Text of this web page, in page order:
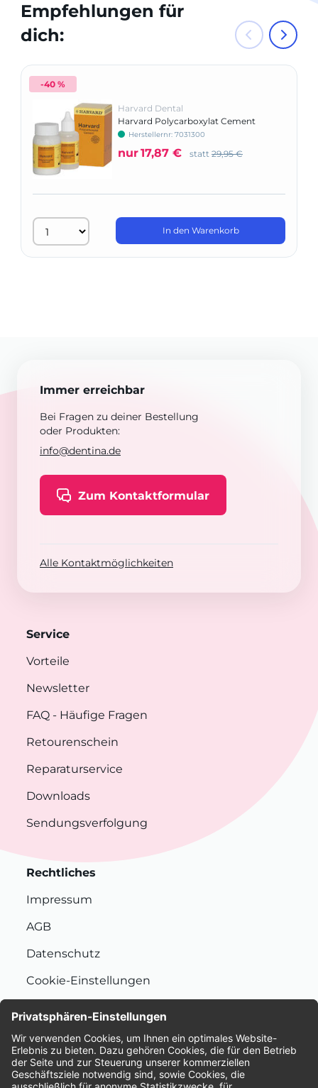
Empfehlungen für
dich:
-40 %
Harvard Dental
Harvard Polycarboxylat Cement
Herstellernr: 7031300
nur17,87 € statt 29,95 €
In den Warenkorb
Immer erreichbar
Bei Fragen zu deiner Bestellung
oder Produkten:
info@dentina.de
Zum Kontaktformular
Alle Kontaktmöglichkeiten
Service
Vorteile
Newsletter
FAQ - Häufige Fragen
Retourenschein
Reparaturservice
Downloads
Sendungsverfolgung
Rechtliches
Impressum
AGB
Datenschutz
Cookie-Einstellungen
Bewertungen